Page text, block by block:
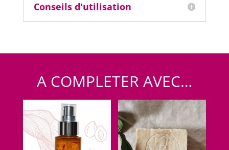
Conseils d'utilisation
A COMPLETER AVEC…